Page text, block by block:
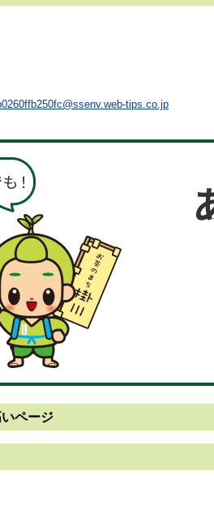
tips.co.jp
ページ